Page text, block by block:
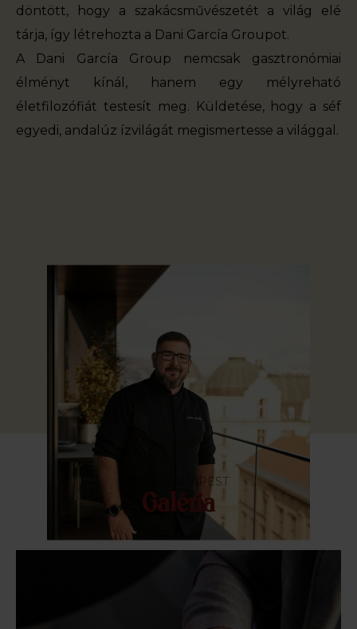
döntött, hogy a szakácsművészetét a világ elé
tárja, így létrehozta a Dani García Groupot.
A Dani García Group nemcsak gasztronómiai
élményt kínál, hanem egy mélyreható
életfilozófiát testesít meg. Küldetése, hogy a séf
egyedi, andalúz ízvilágát megismertesse a világgal.
BIBO BUDAPEST
Galéria